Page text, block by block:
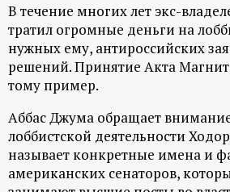
В течение многих лет экс-
тратил огромные деньги на
нужных ему, антироссийских
решений. Принятие Акта
тому пример.
Аббас Джума обращает
лоббистской деятельности
называет конкретные имена и
американских сенаторов,